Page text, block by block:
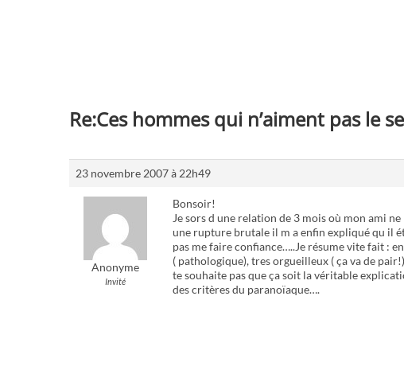
Re:Ces hommes qui n’aiment pas le
23 novembre 2007 à 22h49
Anonyme
Invité
Bonsoir!
Je sors d une relation de 3 mois où mon ami
une rupture brutale il m a enfin expliqué qu il
pas me faire confiance…..Je résume vite fait :
( pathologique), tres orgueilleux ( ça va de
te souhaite pas que ça soit la véritable
des critères du paranoïaque….